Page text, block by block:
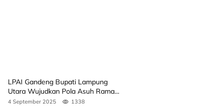
LPAI Gandeng Bupati Lampung
Utara Wujudkan Pola Asuh Ramah
Anak Lewat Seminar Kak Seto, Ini
4 September 2025 1338